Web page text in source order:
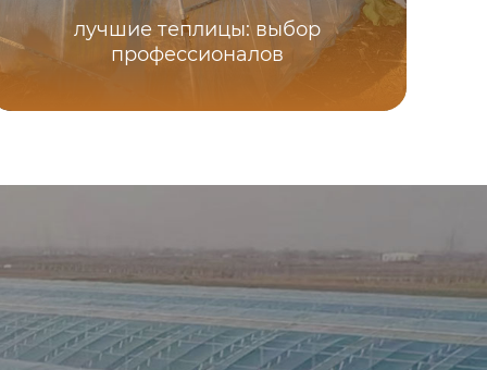
лучшие теплицы: выбор
профессионалов